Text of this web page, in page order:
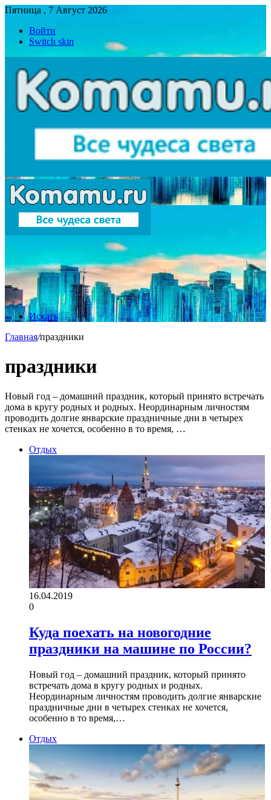
Пятница , 7 Август 2026
Войти
Switch skin
Искать
Главная/праздники
праздники
Новый год – домашний праздник, который принято встречать
дома в кругу родных и родных. Неординарным личностям
проводить долгие январские праздничные дни в четырех
стенках не хочется, особенно в то время, …
Отдых
16.04.2019
0
Куда поехать на новогодние
праздники на машине по России?
Новый год – домашний праздник, который принято
встречать дома в кругу родных и родных.
Неординарным личностям проводить долгие январские
праздничные дни в четырех стенках не хочется,
особенно в то время,…
Отдых